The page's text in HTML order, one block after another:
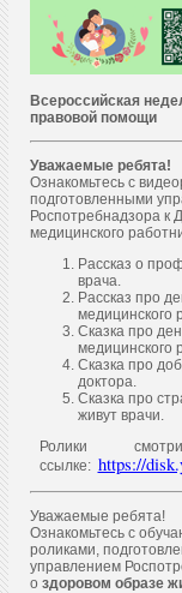
Всероссийская
правовой помощи
Уважаемые ребята!
Ознакомьтесь с
подготовленными
Роспотребнадзора к
медицинского
Рассказ о
врача.
Рассказ про
медицинского
Сказка про
медицинского
Сказка про
доктора.
Сказка про
живут врачи.
Ролики
ссылке: https://
Уважаемые ребята!
Ознакомьтесь с
роликами,
управлением
о здоровом образе